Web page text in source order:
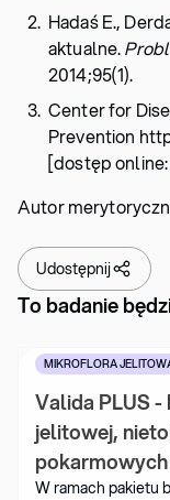
Hadaś E.,
aktualne.
2014;95(1).
Center for
Prevention
[dostęp online:
Autor
Udostępnij
To badanie
MIKROFLORA
Valida PLUS
jelitowej,
W ramach pakietu